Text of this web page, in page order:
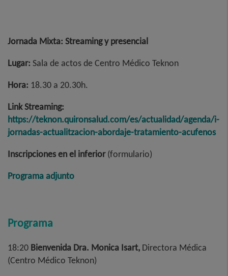
Jornada Mixta: Streaming y presencial
Lugar: Sala de actos de Centro Médico Teknon
Hora: 18.30 a 20.30h.
Link Streaming:
https://teknon.quironsalud.com/es/actualidad/agenda/i-
jornadas-actualitzacion-abordaje-tratamiento-acufenos
Inscripciones en el inferior(formulario)
Programa adjunto
Programa
18:20 Bienvenida Dra. Monica Isart, Directora Médica
(Centro Médico Teknon)